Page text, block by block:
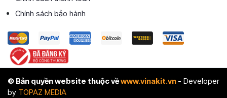
Chính sách bảo hành
© Bản quyền website thuộc vềwww.vinakit.vn - Developer
by TOPAZ MEDIA